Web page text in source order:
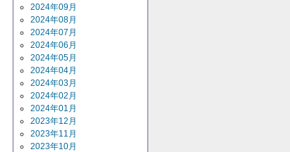
2024年09月
2024年08月
2024年07月
2024年06月
2024年05月
2024年04月
2024年03月
2024年02月
2024年01月
2023年12月
2023年11月
2023年10月